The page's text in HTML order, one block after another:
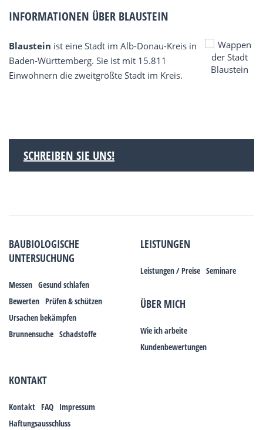
INFORMATIONEN ÜBER BLAUSTEIN
Blaustein ist eine Stadt im Alb-Donau-Kreis in
Baden-Württemberg. Sie ist mit 15.811
Einwohnern die zweitgrößte Stadt im Kreis.
SCHREIBEN SIE UNS!
BAUBIOLOGISCHE
UNTERSUCHUNG
Messen Gesund schlafen
Bewerten Prüfen & schützen
Ursachen bekämpfen
Brunnensuche Schadstoffe
LEISTUNGEN
Leistungen / Preise Seminare
ÜBER MICH
Wie ich arbeite
Kundenbewertungen
KONTAKT
Kontakt FAQ Impressum
Haftungsausschluss